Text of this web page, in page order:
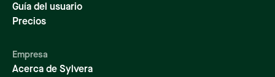
Guía del usuario
Precios
Empresa
Acerca de Sylvera